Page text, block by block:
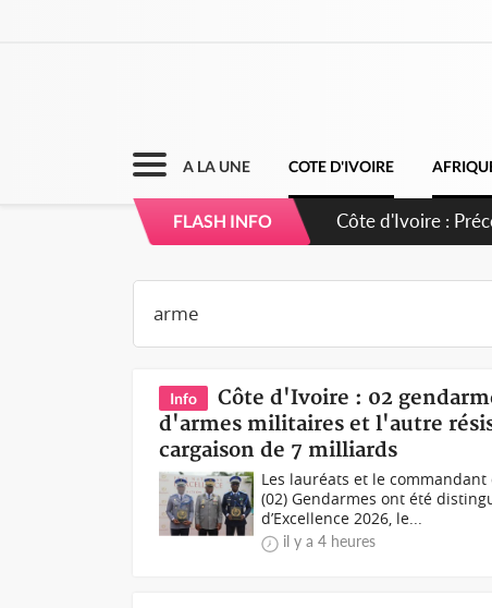
A LA UNE COTE D'IVOIRE
FLASH INFO Côte d'Ivoire :
Info
Côte d'Ivoire : 02
d'armes militaires et l'autre
cargaison de 7 milliards
Les lauréats et le
(02) Gendarmes ont été
d’Excellence 2026, le...
il y a 4 heures